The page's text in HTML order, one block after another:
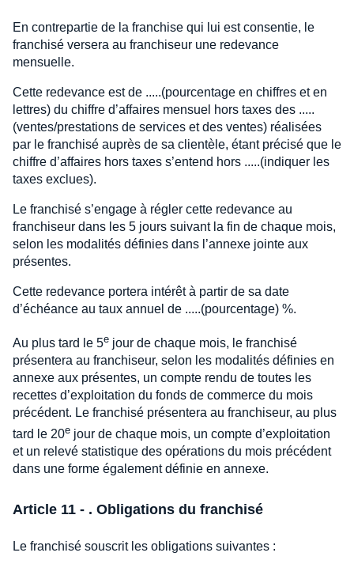
En contrepartie de la franchise qui lui est consentie, le
franchisé versera au franchiseur une redevance
mensuelle.
Cette redevance est de .....(pourcentage en chiffres et en
lettres) du chiffre d’affaires mensuel hors taxes des .....
(ventes/prestations de services et des ventes) réalisées
par le franchisé auprès de sa clientèle, étant précisé que le
chiffre d’affaires hors taxes s’entend hors .....(indiquer les
taxes exclues).
Le franchisé s’engage à régler cette redevance au
franchiseur dans les 5 jours suivant la fin de chaque mois,
selon les modalités définies dans l’annexe jointe aux
présentes.
Cette redevance portera intérêt à partir de sa date
d’échéance au taux annuel de .....(pourcentage) %.
Au plus tard le 5e jour de chaque mois, le franchisé
présentera au franchiseur, selon les modalités définies en
annexe aux présentes, un compte rendu de toutes les
recettes d’exploitation du fonds de commerce du mois
précédent. Le franchisé présentera au franchiseur, au plus
tard le 20e jour de chaque mois, un compte d’exploitation
et un relevé statistique des opérations du mois précédent
dans une forme également définie en annexe.
Article 11 - . Obligations du franchisé
Le franchisé souscrit les obligations suivantes :